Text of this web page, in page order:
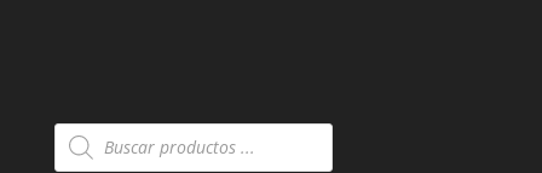
Búsqueda
de